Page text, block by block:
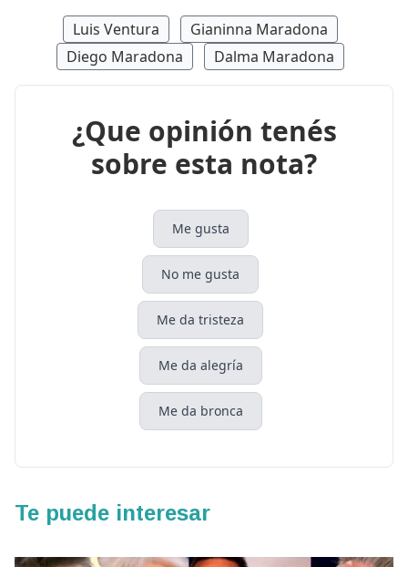
Luis Ventura
Gianinna Maradona
Diego Maradona
Dalma Maradona
¿Que opinión tenés
sobre esta nota?
Me gusta
No me gusta
Me da tristeza
Me da alegría
Me da bronca
Te puede interesar